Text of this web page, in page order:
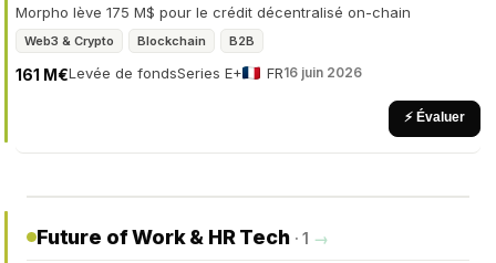
Morpho lève 175 M$ pour le crédit décentralisé on-chain
Web3 & Crypto Blockchain B2B
Levée de fonds
161 M€ Series E+ FR16 juin 2026
⚡ Évaluer
Future of Work & HR Tech · 1 →